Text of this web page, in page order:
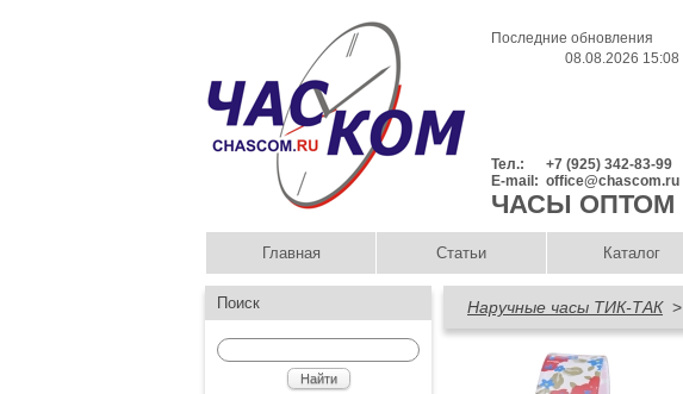
Последние обновления
08.08.2026 15:08
Тел.:
+7 (925) 342-83-99
E-mail: office@chascom.ru
ЧАСЫ ОПТОМ
Главная Статьи Каталог
Поиск Наручные часы ТИК-ТАК>